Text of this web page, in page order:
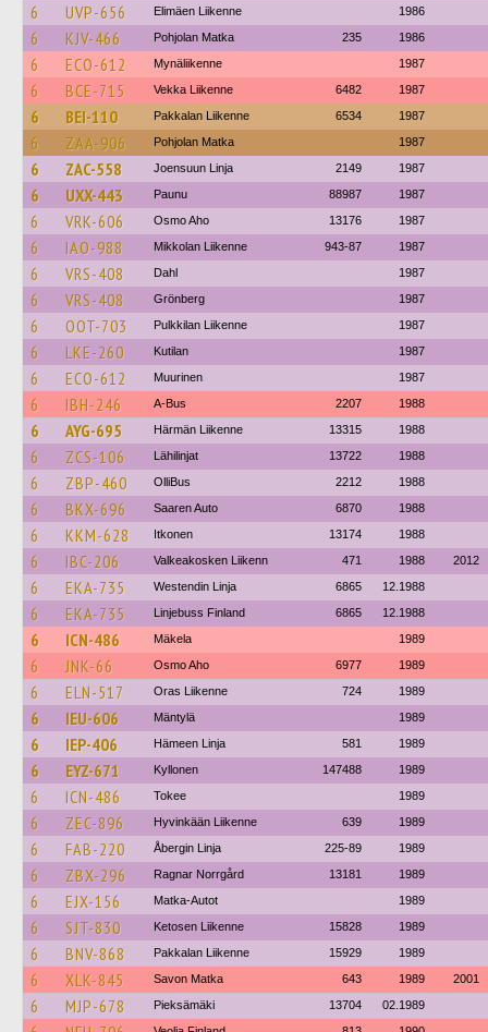
6 UVP-656 Elimäen Liikenne 1986
6 KJV-466 Pohjolan Matka 235 1986
6 ECO-612 Mynäliikenne 1987
6 BCE-715 Vekka Liikenne 6482 1987
6 BEI-110 Pakkalan Liikenne 6534 1987
6 ZAA-906 Pohjolan Matka 1987
6 ZAC-558 Joensuun Linja 2149 1987
6 UXX-443 Paunu 88987 1987
6 VRK-606 Osmo Aho 13176 1987
6 IAO-988 Mikkolan Liikenne 943-87 1987
6 VRS-408 Dahl 1987
6 VRS-408 Grönberg 1987
6 OOT-703 Pulkkilan Liikenne 1987
6 LKE-260 Kutilan 1987
6 ECO-612 Muurinen 1987
6 IBH-246 A-Bus 2207 1988
6 AYG-695 Härmän Liikenne 13315 1988
6 ZCS-106 Lähilinjat 13722 1988
6 ZBP-460 OlliBus 2212 1988
6 BKX-696 Saaren Auto 6870 1988
6 KKM-628 Itkonen 13174 1988
6 IBC-206 Valkeakosken Liikenn 471 1988 2012
6 EKA-735 Westendin Linja 6865 12.1988
6 EKA-735 Linjebuss Finland 6865 12.1988
6 ICN-486 Mäkela 1989
6 JNK-66 Osmo Aho 6977 1989
6 ELN-517 Oras Liikenne 724 1989
6 IEU-606 Mäntylä 1989
6 IEP-406 Hämeen Linja 581 1989
6 EYZ-671 Kyllonen 147488 1989
6 ICN-486 Tokee 1989
6 ZEC-896 Hyvinkään Liikenne 639 1989
6 FAB-220 Åbergin Linja 225-89 1989
6 ZBX-296 Ragnar Norrgård 13181 1989
6 EJX-156 Matka-Autot 1989
6 SJT-830 Ketosen Liikenne 15828 1989
6 BNV-868 Pakkalan Liikenne 15929 1989
6 XLK-845 Savon Matka 643 1989 2001
6 MJP-678 Pieksämäki 13704 02.1989